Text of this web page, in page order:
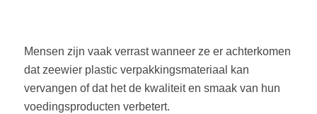
Mensen zijn vaak verrast wanneer ze er achterkomen
dat zeewier plastic verpakkingsmateriaal kan
vervangen of dat het de kwaliteit en smaak van hun
voedingsproducten verbetert.